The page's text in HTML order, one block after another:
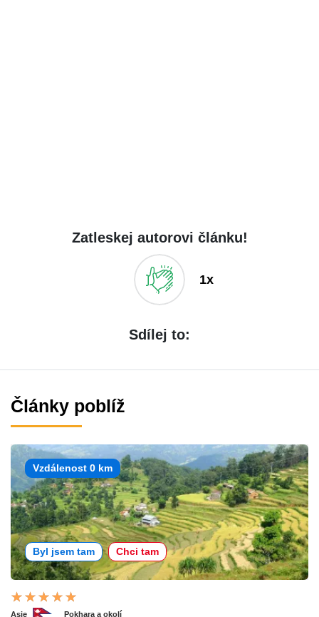
Zatleskej autorovi článku!
1x
Sdílej to:
Články poblíž
Vzdálenost 0 km
Byl jsem tam Chci tam
Asie Pokhara a okolí